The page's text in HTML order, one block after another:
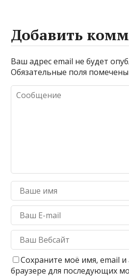
Добавить
Ваш адрес email не будет
Обязательные поля
Сохраните моё имя, email и
браузере для последующих